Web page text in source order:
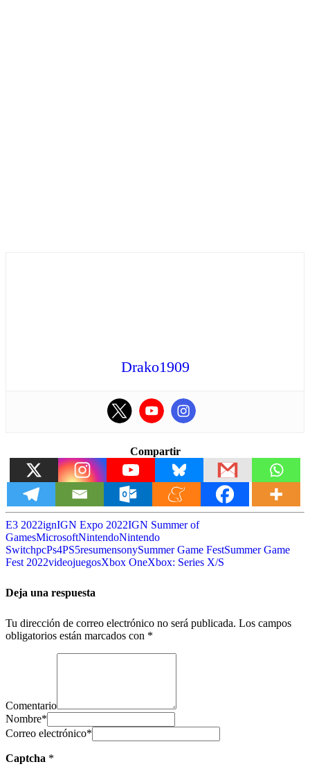
Drako1909
Compartir
E3 2022ignIGN Expo 2022IGN Summer of
GamesMicrosoftNintendoNintendo
SwitchpcPs4PS5resumensonySummer Game FestSummer Game
Fest 2022videojuegosXbox OneXbox: Series X/S
Deja una respuesta
Tu dirección de correo electrónico no será publicada. Los campos
obligatorios están marcados con *
Comentario
Nombre*
Correo electrónico*
Captcha *